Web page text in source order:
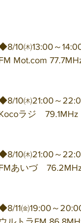
10㈭13:00～
Mot.com
10㈭21:00～
ラジ　79.1MHz
10㈭21:00～
あいづ　
11㈮19:00～